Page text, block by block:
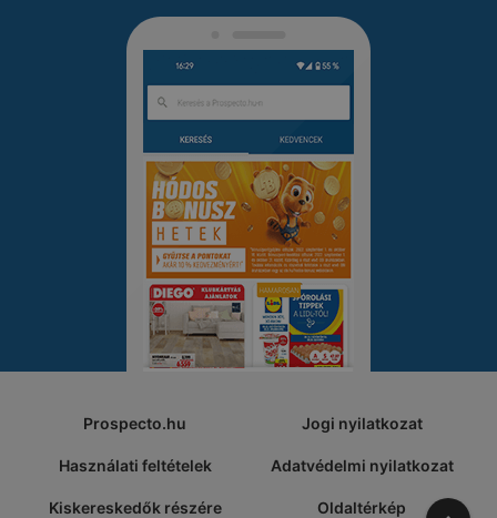
Prospecto.hu Jogi nyilatkozat
Használati feltételek Adatvédelmi nyilatkozat
Kiskereskedők részére Oldaltérkép